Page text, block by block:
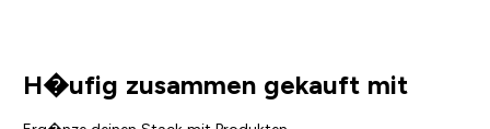
H�ufig zusammen gekauft mit